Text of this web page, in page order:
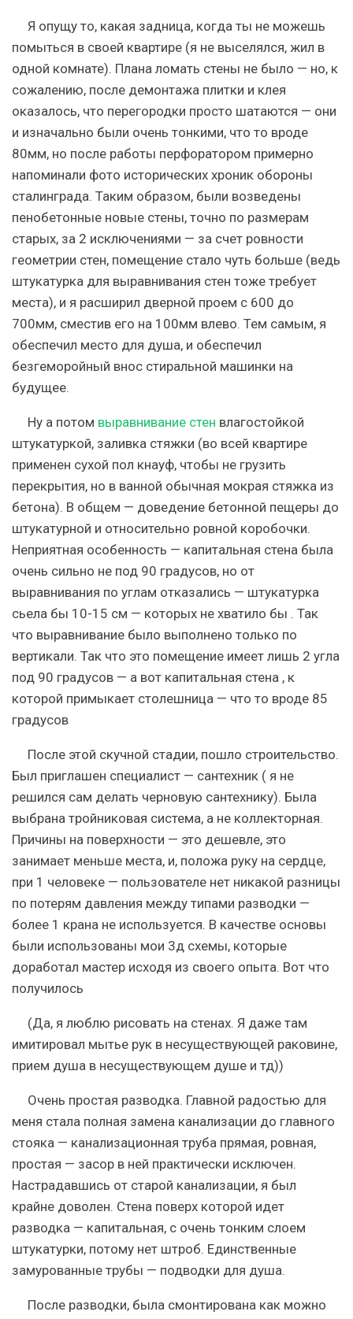
Я опущу то, какая задница, когда ты не можешь
помыться в своей квартире (я не выселялся, жил в
одной комнате). Плана ломать стены не было — но, к
сожалению, после демонтажа плитки и клея
оказалось, что перегородки просто шатаются — они
и изначально были очень тонкими, что то вроде
80мм, но после работы перфоратором примерно
напоминали фото исторических хроник обороны
сталинграда. Таким образом, были возведены
пенобетонные новые стены, точно по размерам
старых, за 2 исключениями — за счет ровности
геометрии стен, помещение стало чуть больше (ведь
штукатурка для выравнивания стен тоже требует
места), и я расширил дверной проем с 600 до
700мм, сместив его на 100мм влево. Тем самым, я
обеспечил место для душа, и обеспечил
безгеморойный внос стиральной машинки на
будущее.
Ну а потом выравнивание стен влагостойкой
штукатуркой, заливка стяжки (во всей квартире
применен сухой пол кнауф, чтобы не грузить
перекрытия, но в ванной обычная мокрая стяжка из
бетона). В общем — доведение бетонной пещеры до
штукатурной и относительно ровной коробочки.
Неприятная особенность — капитальная стена была
очень сильно не под 90 градусов, но от
выравнивания по углам отказались — штукатурка
сьела бы 10-15 см — которых не хватило бы . Так
что выравнивание было выполнено только по
вертикали. Так что это помещение имеет лишь 2 угла
под 90 градусов — а вот капитальная стена , к
которой примыкает столешница — что то вроде 85
градусов
После этой скучной стадии, пошло строительство.
Был приглашен специалист — сантехник ( я не
решился сам делать черновую сантехнику). Была
выбрана тройниковая система, а не коллекторная.
Причины на поверхности — это дешевле, это
занимает меньше места, и, положа руку на сердце,
при 1 человеке — пользователе нет никакой разницы
по потерям давления между типами разводки —
более 1 крана не используется. В качестве основы
были использованы мои 3д схемы, которые
доработал мастер исходя из своего опыта. Вот что
получилось
(Да, я люблю рисовать на стенах. Я даже там
имитировал мытье рук в несуществующей раковине,
прием душа в несуществующем душе и тд))
Очень простая разводка. Главной радостью для
меня стала полная замена канализации до главного
стояка — канализационная труба прямая, ровная,
простая — засор в ней практически исключен.
Настрадавшись от старой канализации, я был
крайне доволен. Стена поверх которой идет
разводка — капитальная, с очень тонким слоем
штукатурки, потому нет штроб. Единственные
замурованные трубы — подводки для душа.
После разводки, была смонтирована как можно